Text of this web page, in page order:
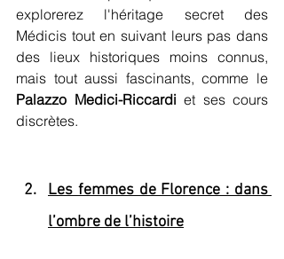
explorerez l'héritage secret des
Médicis tout en suivant leurs pas dans
des lieux historiques moins connus,
Palazzo Medici-Riccardi et ses cours
discrètes.
Les femmes de Florence : dans
l’ombre de l’histoire